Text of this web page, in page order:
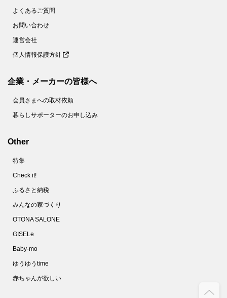
よくあるご質問
お問い合わせ
運営会社
個人情報保護方針
企業・メーカーの皆様へ
会員さまへの取材依頼
暮らしサポーターのお申し込み
Other
特集
Check it!
ふるさと納税
みんなの家づくり
OTONA SALONE
GISELe
Baby-mo
ゆうゆうtime
赤ちゃんが欲しい